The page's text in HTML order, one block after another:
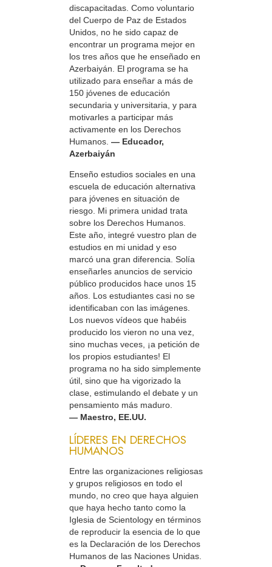
discapacitadas. Como voluntario
del Cuerpo de Paz de Estados
Unidos, no he sido capaz de
encontrar un programa mejor en
los tres años que he enseñado en
Azerbaiyán. El programa se ha
utilizado para enseñar a más de
150 jóvenes de educación
secundaria y universitaria, y para
motivarles a participar más
activamente en los Derechos
Humanos. — Educador,
Azerbaiyán
Enseño estudios sociales en una
escuela de educación alternativa
para jóvenes en situación de
riesgo. Mi primera unidad trata
sobre los Derechos Humanos.
Este año, integré vuestro plan de
estudios en mi unidad y eso
marcó una gran diferencia. Solía
enseñarles anuncios de servicio
público producidos hace unos 15
años. Los estudiantes casi no se
identificaban con las imágenes.
Los nuevos vídeos que habéis
producido los vieron no una vez,
sino muchas veces, ¡a petición de
los propios estudiantes! El
programa no ha sido simplemente
útil, sino que ha vigorizado la
clase, estimulando el debate y un
pensamiento más maduro.
— Maestro, EE.UU.
LÍDERES EN DERECHOS
HUMANOS
Entre las organizaciones religiosas
y grupos religiosos en todo el
mundo, no creo que haya alguien
que haya hecho tanto como la
Iglesia de Scientology en términos
de reproducir la esencia de lo que
es la Declaración de los Derechos
Humanos de las Naciones Unidas.